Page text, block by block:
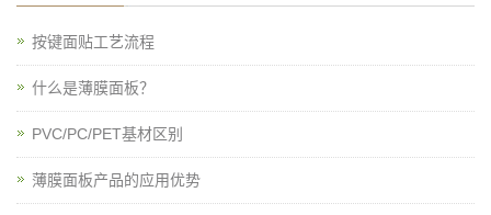
按键面贴工艺流程
什么是薄膜面板？
PVC/PC/PET基材区别
薄膜面板产品的应用优势